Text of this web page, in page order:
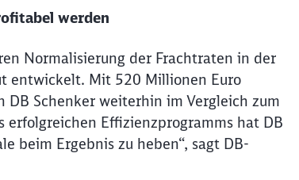
werden
Normalisierung der Frachtraten in der
entwickelt. Mit 520 Millionen Euro
Schenker weiterhin im Vergleich zum
erfolgreichen Effizienzprogramms hat DB
beim Ergebnis zu heben“, sagt DB-